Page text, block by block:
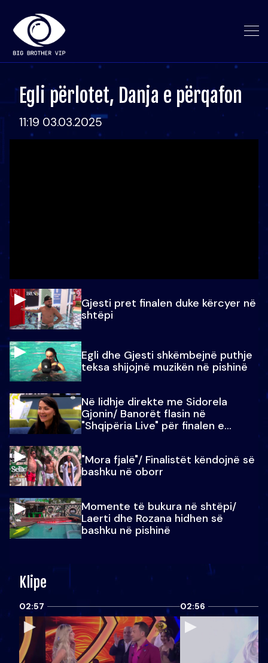
Egli përlotet, Danja e përqafon
11:19 03.03.2025
Gjesti pret finalen duke kërcyer në
shtëpi
Egli dhe Gjesti shkëmbejnë puthje
teksa shijojnë muzikën në pishinë
Në lidhje direkte me Sidorela
Gjonin/ Banorët flasin në
"Shqipëria Live" për finalen e
"Mora fjalë"/ Finalistët këndojnë së
bashku në oborr
Momente të bukura në shtëpi/
Laerti dhe Rozana hidhen së
bashku në pishinë
Klipe
02:57 02:56